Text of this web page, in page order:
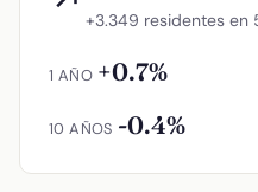
+3.349 residentes en
1 AÑO +0.7%
10 AÑOS -0.4%